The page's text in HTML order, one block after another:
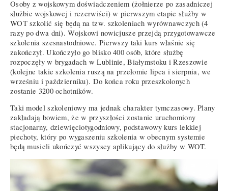
Osoby z wojskowym doświadczeniem (żołnierze po zasadniczej
służbie wojskowej i rezerwiści) w pierwszym etapie służby w
WOT szkolić się będą na tzw. szkoleniach wyrównawczych (4
razy po dwa dni). Wojskowi nowicjusze przejdą przygotowawcze
szkolenia szesnastodniowe. Pierwszy taki kurs właśnie się
zakończył. Ukończyło go blisko 400 osób, które służbę
rozpoczęły w brygadach w Lublinie, Białymstoku i Rzeszowie
(kolejne takie szkolenia ruszą na przełomie lipca i sierpnia, we
wrześniu i październiku). Do końca roku przeszkolonych
zostanie 3200 ochotników.
Taki model szkoleniowy ma jednak charakter tymczasowy. Plany
zakładają bowiem, że w przyszłości zostanie uruchomiony
stacjonarny, dziewięciotygodniowy, podstawowy kurs lekkiej
piechoty, który po wygaszeniu szkolenia w obecnym systemie
będą musieli ukończyć wszyscy aplikujący do służby w WOT.